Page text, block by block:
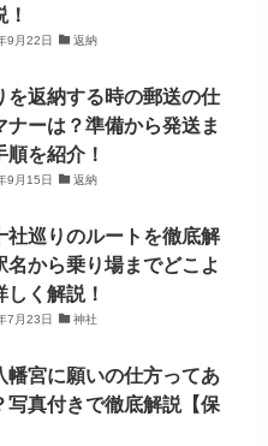
9月22日 返納
を返納する時の郵送の仕
ナーは？準備から発送ま
順を紹介！
9月15日 返納
社巡りのルートを徹底解
名から乗り場までどこよ
しく解説！
7月23日 神社
幡宮に願いの仕方ってあ
写真付きで徹底解説【保